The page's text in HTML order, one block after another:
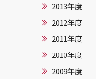
2013年度
2012年度
2011年度
2010年度
2009年度